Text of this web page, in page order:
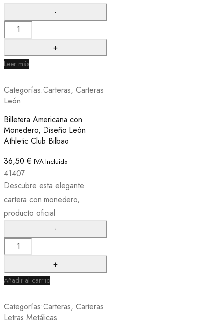
Leer más
Categorías:Carteras, Carteras
León
Billetera Americana con
Monedero, Diseño León
Athletic Club Bilbao
36,50€ IVA Incluido
41407
Descubre esta elegante
cartera con monedero,
producto oficial
Añadir al carrito
Categorías:Carteras, Carteras
Letras Metálicas